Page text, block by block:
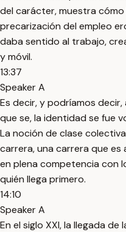
del carácter, muestra
precarización del empleo
daba sentido al trabajo,
y móvil.
13:37
Speaker A
Es decir, y podríamos
que se, la identidad se fue
La noción de clase
carrera, una carrera que es
en plena competencia con
quién llega primero.
14:10
Speaker A
En el siglo XXI, la llegada de